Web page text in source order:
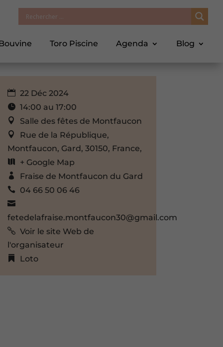
Toro Piscine Agenda Blog
22 Déc 2024
14:00 au 17:00
Salle des fêtes de Montfaucon
Rue de la République,
Montfaucon, Gard, 30150, France,
+ Google Map
Fraise de Montfaucon du Gard
04 66 50 06 46
fetedelafraise.montfaucon30@gmail.com
Voir le site Web de
l'organisateur
Loto